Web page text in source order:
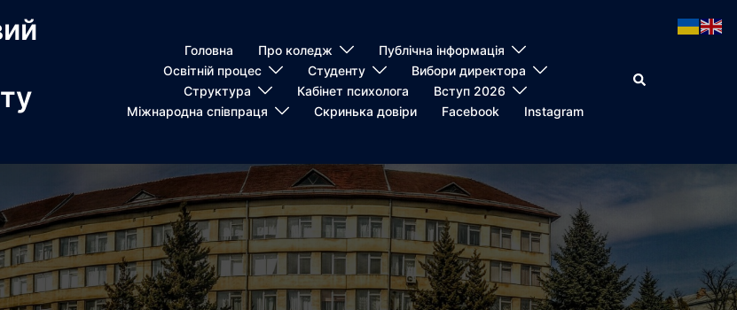
Головна Про коледж
Публічна інформація
Освітній процес
Студенту
Вибори директора
Структура
Кабінет психолога
Вступ 2026
Міжнародна співпраця
Скринька довіри Facebook Instagram
Пошук